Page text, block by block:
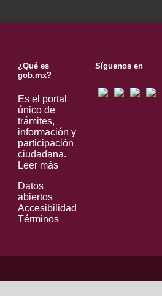
¿Qué es
gob.mx?
Es el portal
único de
trámites,
información y
participación
ciudadana.
Leer más
Datos
abiertos
Accesibilidad
Términos
Síguenos en